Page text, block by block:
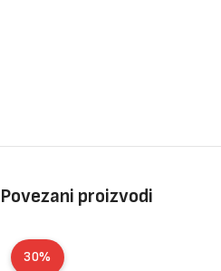
Povezani proizvodi
30%